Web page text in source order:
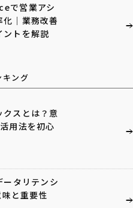
で営業アシ
｜業務改善
ントを解説
キング
クスとは？意
用法を初心
タリテンシ
と重要性